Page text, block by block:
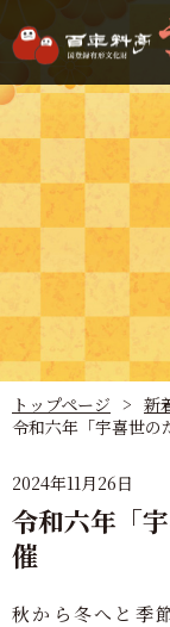
トップページ 新
令和六年「宇喜世の
2024年11月26日
令和六年「
催
秋から冬へと季